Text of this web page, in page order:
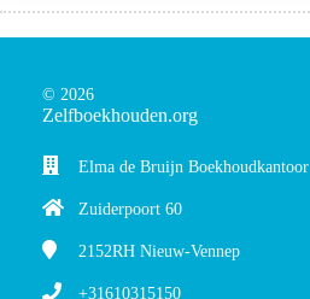
© 2026
Zelfboekhouden.org
Elma de Bruijn Boekhoudkantoor
Zuiderpoort 60
2152RH Nieuw-Vennep
+31610315150